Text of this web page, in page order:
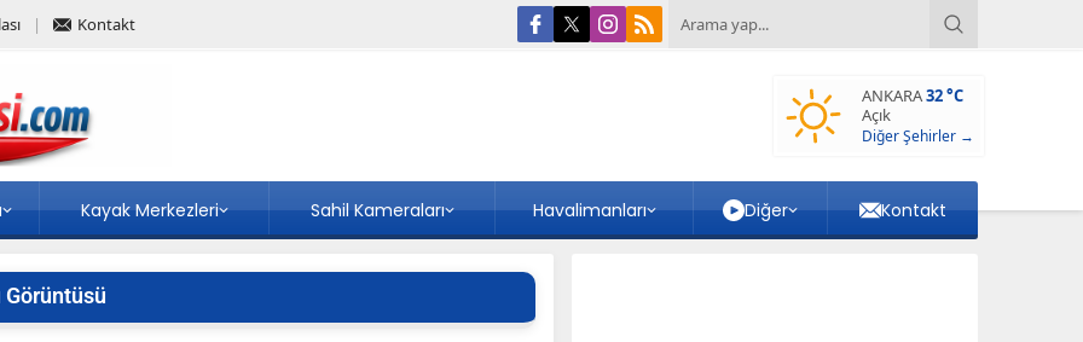
Kontakt
ANKARA32 °C
Açık
Diğer Şehirler →
Kayak Merkezleri Sahil Kameraları Havalimanları Diğer Kontakt